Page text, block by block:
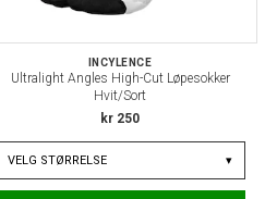
INCYLENCE
Ultralight Angles High-Cut Løpesokker
Hvit/Sort
kr 250
VELG STØRRELSE ▾